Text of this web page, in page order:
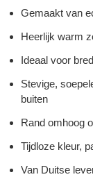
Gemaakt van
Heerlijk warm
Ideaal voor
Stevige,
buiten
Rand omhoog
Tijdloze kleur,
Van Duitse